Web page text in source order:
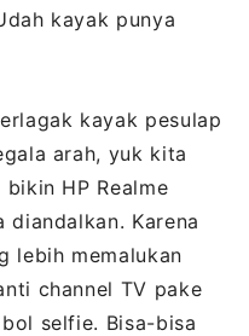
kayak punya
kayak pesulap
arah, yuk kita
HP Realme
Karena
lebih memalukan
channel TV pake
selfie. Bisa-bisa